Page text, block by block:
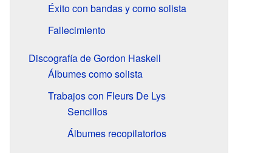
Éxito con bandas y como solista
Fallecimiento
Discografía de Gordon Haskell
Álbumes como solista
Trabajos con Fleurs De Lys
Sencillos
Álbumes recopilatorios